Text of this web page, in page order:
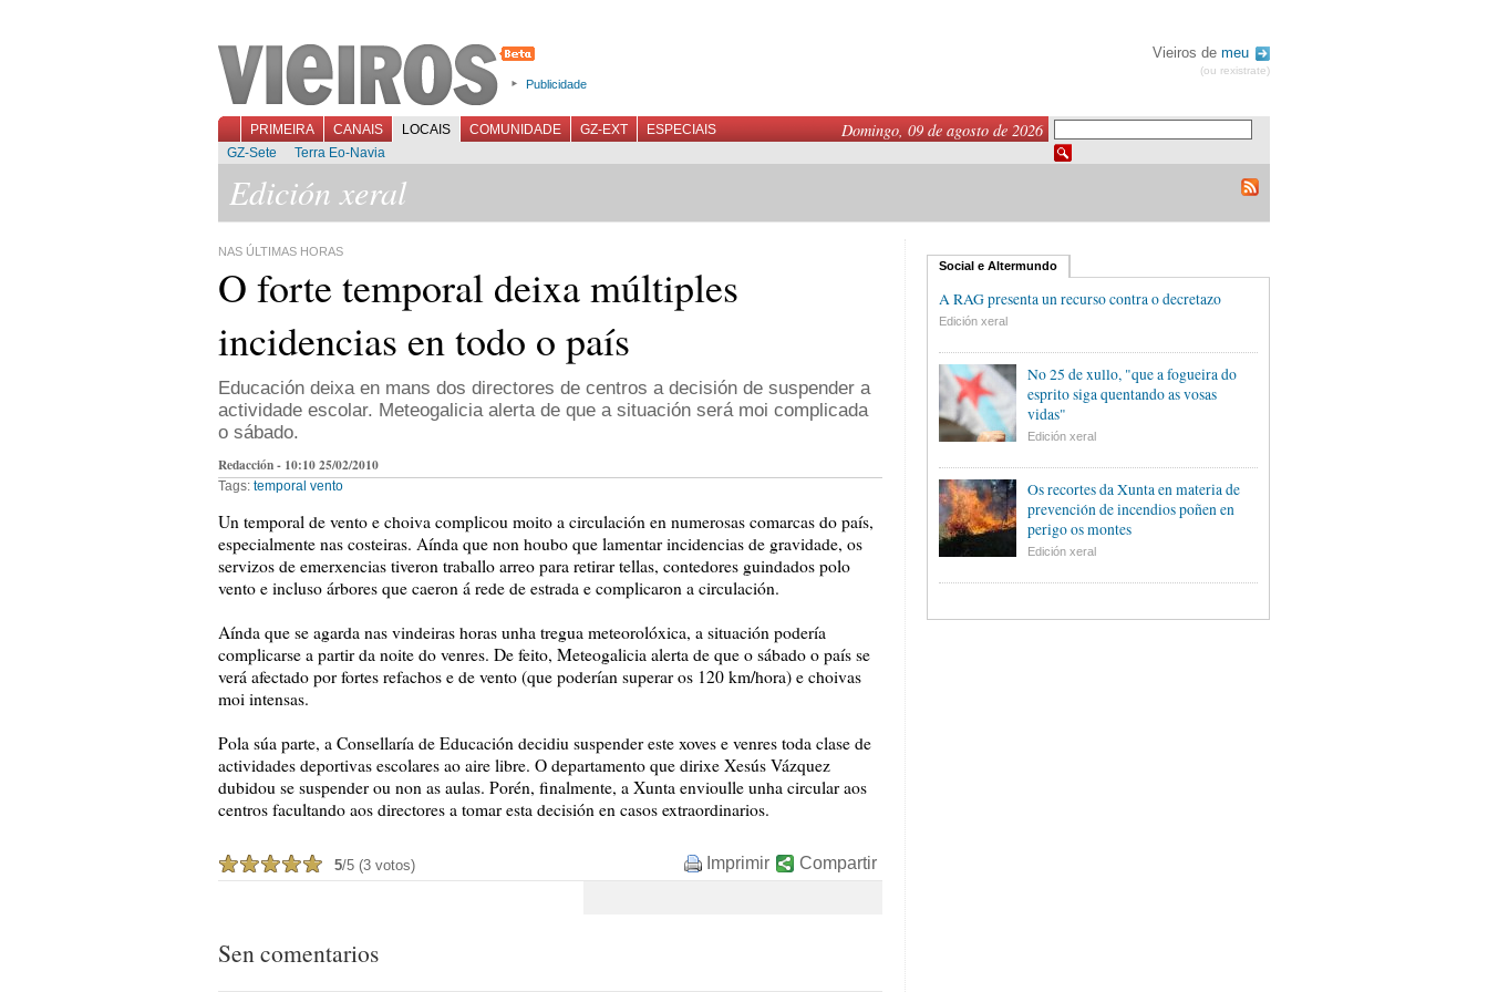
Publicidade
Vieiros de meu
(ou rexistrate)
Domingo, 09 de agosto de 2026
PRIMEIRA CANAIS LOCAIS COMUNIDADE GZ-EXT
ESPECIAIS
GZ-Sete
Terra Eo-Navia
Edición xeral
NAS ÚLTIMAS HORAS
O forte temporal deixa múltiples
incidencias en todo o país
Educación deixa en mans dos directores de centros a decisión de suspender a
actividade escolar. Meteogalicia alerta de que a situación será moi complicada
o sábado.
Redacción - 10:10 25/02/2010
Tags: temporal vento
Un temporal de vento e choiva complicou moito a circulación en numerosas comarcas do país,
especialmente nas costeiras. Aínda que non houbo que lamentar incidencias de gravidade, os
servizos de emerxencias tiveron traballo arreo para retirar tellas, contedores guindados polo
vento e incluso árbores que caeron á rede de estrada e complicaron a circulación.
Aínda que se agarda nas vindeiras horas unha tregua meteorolóxica, a situación podería
complicarse a partir da noite do venres. De feito, Meteogalicia alerta de que o sábado o país se
verá afectado por fortes refachos e de vento (que poderían superar os 120 km/hora) e choivas
moi intensas.
Pola súa parte, a Consellaría de Educación decidiu suspender este xoves e venres toda clase de
actividades deportivas escolares ao aire libre. O departamento que dirixe Xesús Vázquez
dubidou se suspender ou non as aulas. Porén, finalmente, a Xunta envioulle unha circular aos
centros facultando aos directores a tomar esta decisión en casos extraordinarios.
5/5 (3 votos) Compartir
Imprimir
Sen comentarios
Social e Altermundo
A RAG presenta un recurso contra o decretazo
Edición xeral
No 25 de xullo, "que a fogueira do
esprito siga quentando as vosas
vidas"
Edición xeral
Os recortes da Xunta en materia de
prevención de incendios poñen en
perigo os montes
Edición xeral